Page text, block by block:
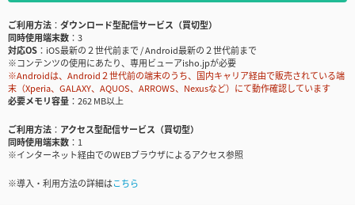
ご利用方法
ダウンロード型配信サービス（買切型）
同時使用端末数
3
対応OS
iOS最新の２世代前まで / Android最新の２世代前まで
※コンテンツの使用にあたり、専用ビューアisho.jpが必要
※Androidは、Android２世代前の端末のうち、国内キャリア経由で販売されている端
末（Xperia、GALAXY、AQUOS、ARROWS、Nexusなど）にて動作確認しています
必要メモリ容量
262 MB以上
ご利用方法
アクセス型配信サービス（買切型）
同時使用端末数
1
※インターネット経由でのWEBブラウザによるアクセス参照
※導入・利用方法の詳細はこちら